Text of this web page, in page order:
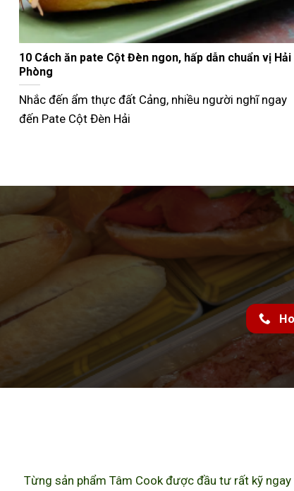
Nướng bánh mì que bằng nồi chiên không dầu giòn
ngon như ngoài tiệm
Không phải ai cũng biết cách nướng bánh mì que
nồi chiên không dầu
Từng sản phẩm Tâm Cook được đầu tư rất kỹ